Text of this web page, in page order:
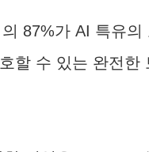
87%가 AI 특유
수 있는 완전한